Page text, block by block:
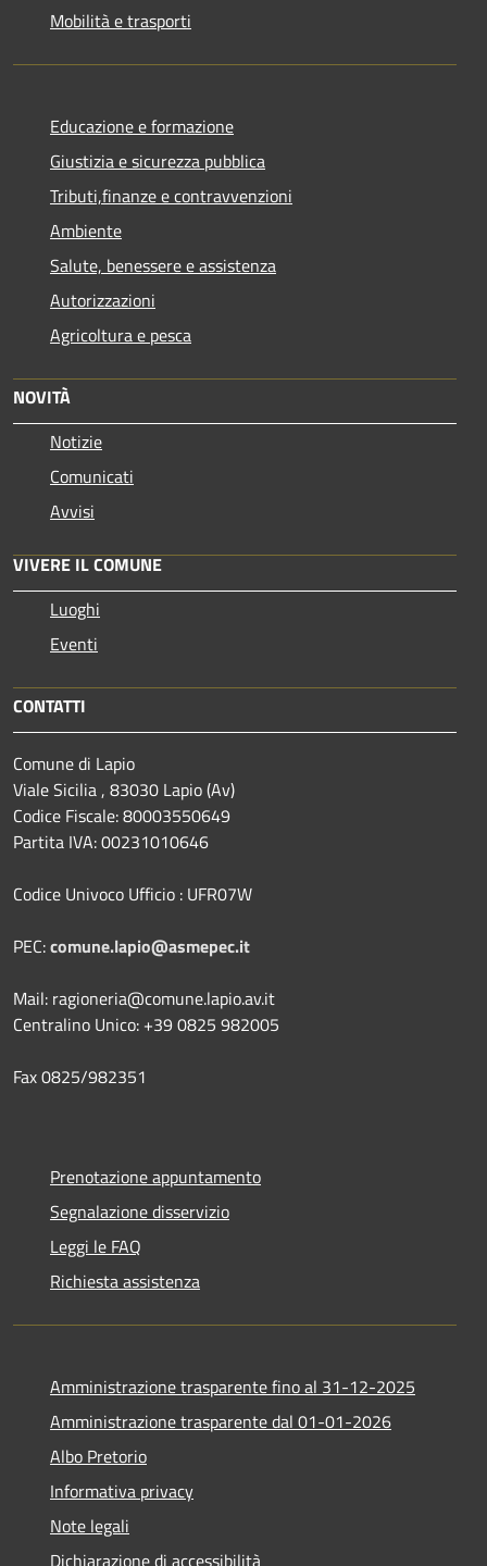
Mobilità e trasporti
Educazione e formazione
Giustizia e sicurezza pubblica
Tributi,finanze e contravvenzioni
Ambiente
Salute, benessere e assistenza
Autorizzazioni
Agricoltura e pesca
NOVITÀ
Notizie
Comunicati
Avvisi
VIVERE IL COMUNE
Luoghi
Eventi
CONTATTI
Comune di Lapio
Viale Sicilia , 83030 Lapio (Av)
Codice Fiscale: 80003550649
Partita IVA: 00231010646
Codice Univoco Ufficio : UFR07W
PEC:comune.lapio@asmepec.it
Mail: ragioneria@comune.lapio.av.it
Centralino Unico: +39 0825 982005
Fax 0825/982351
Prenotazione appuntamento
Segnalazione disservizio
Leggi le FAQ
Richiesta assistenza
Amministrazione trasparente fino al 31-12-2025
Amministrazione trasparente dal 01-01-2026
Albo Pretorio
Informativa privacy
Note legali
Dichiarazione di accessibilità